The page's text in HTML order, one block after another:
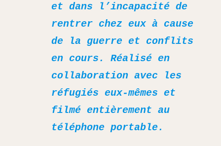
et dans l’incapacité de
rentrer chez eux à cause
de la guerre et conflits
en cours. Réalisé en
collaboration avec les
réfugiés eux-mêmes et
filmé entièrement au
téléphone portable.